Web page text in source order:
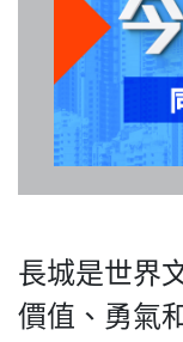
長城是世界
價值、勇氣